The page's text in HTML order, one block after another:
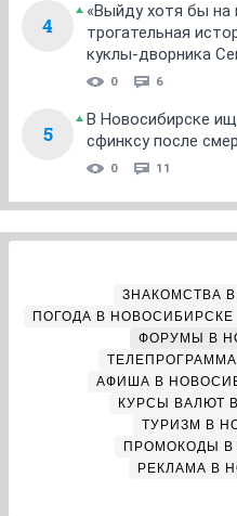
4
«Выйду хотя бы на
трогательная
куклы-дворника
0 6
5
В Новосибирске
сфинксу после
0 11
ЗНАКОМСТВА
ПОГОДА В НОВОСИБИРСКЕ
ФОРУМЫ В
АФИША В
КУРСЫ ВАЛЮТ
ТУРИЗМ В
ПРОМОКОДЫ
РЕКЛАМА В